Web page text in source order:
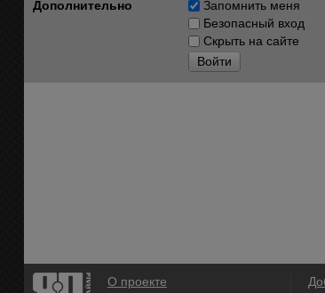
Дополнительно
Запомнить меня
Безопасный вход
Скрыть на сайте
Войти
О проекте